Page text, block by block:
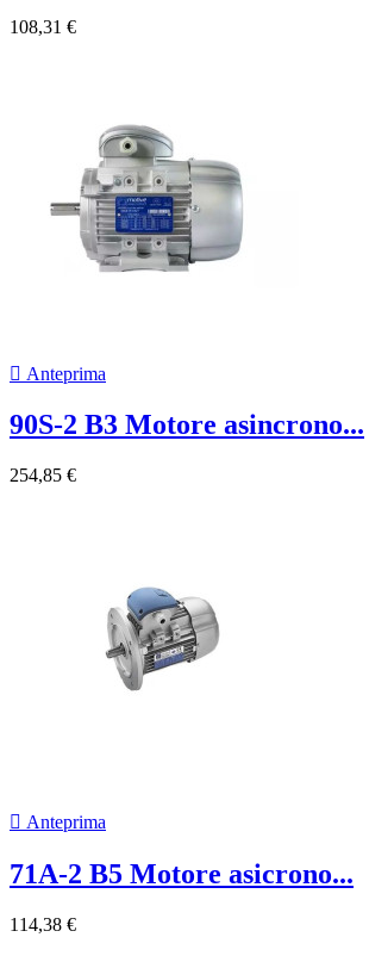
108,31 €
 Anteprima
90S-2 B3 Motore asincrono...
254,85 €
 Anteprima
71A-2 B5 Motore asicrono...
114,38 €